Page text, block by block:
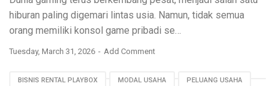
hiburan paling digemari lintas usia. Namun, tidak semua
orang memiliki konsol game pribadi se…
Tuesday, March 31, 2026 Add Comment
BISNIS RENTAL PLAYBOX MODAL USAHA PELUANG USAHA